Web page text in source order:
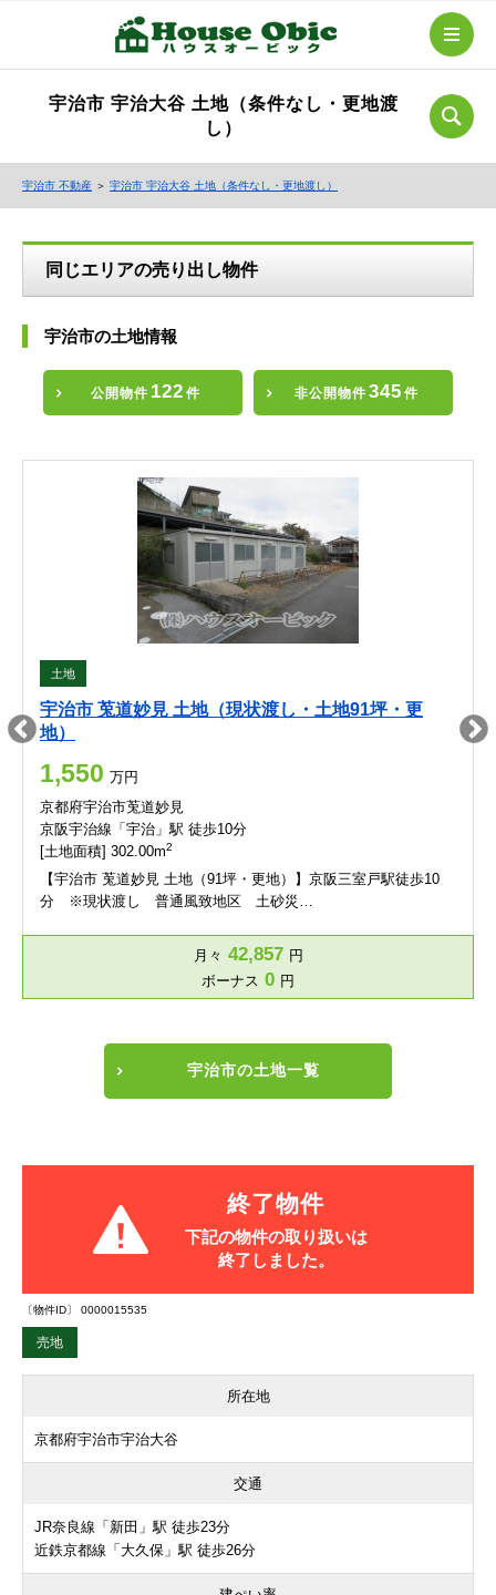
宇治市 宇治大谷 土地（条件なし・更地渡
し）
宇治市 不動産 ＞ 宇治市 宇治大谷 土地（条件なし・更地渡し）
同じエリアの売り出し物件
宇治市の土地情報
公開物件 122 件 非公開物件 345 件
土地
宇治市 莵道妙見 土地（現状渡し・土地91坪・更
地）
1,550 万円
京都府宇治市莵道妙見
京阪宇治線「宇治」駅 徒歩10分
[土地面積] 302.00m2
【宇治市 莵道妙見 土地（91坪・更地）】京阪三室戸駅徒歩10
分 ※現状渡し 普通風致地区 土砂災…
月々 42,857 円
ボーナス 0 円
宇治市の土地一覧
終了物件
下記の物件の取り扱いは
終了しました。
〔物件ID〕 0000015535
売地
所在地
京都府宇治市宇治大谷
交通
JR奈良線「新田」駅 徒歩23分
近鉄京都線「大久保」駅 徒歩26分